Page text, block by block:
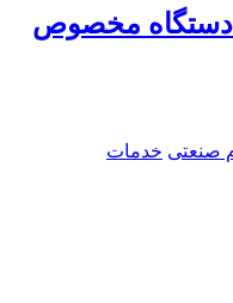
دستگاه مخصوص
صنعتی خدمات